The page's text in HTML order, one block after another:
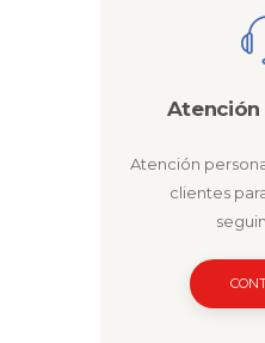
Atención
Atención
clientes